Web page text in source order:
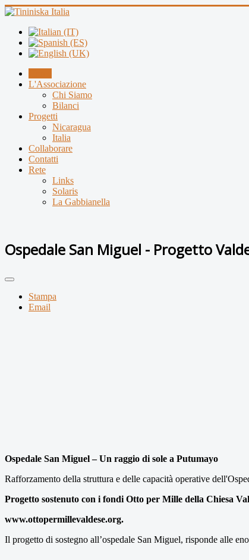
L'Associazione
Chi Siamo
Bilanci
Progetti
Nicaragua
Italia
Collaborare
Contatti
Rete
Links
Solaris
La Gabbianella
Ospedale San Miguel - Progetto
Stampa
Email
Ospedale San Miguel – Un raggio di sole a Putumayo
Rafforzamento della struttura e delle capacità operative
Progetto sostenuto con i fondi Otto per Mille della Chiesa
www.ottopermillevaldese.org.
Il progetto di sostegno all’ospedale San Miguel, risponde alle